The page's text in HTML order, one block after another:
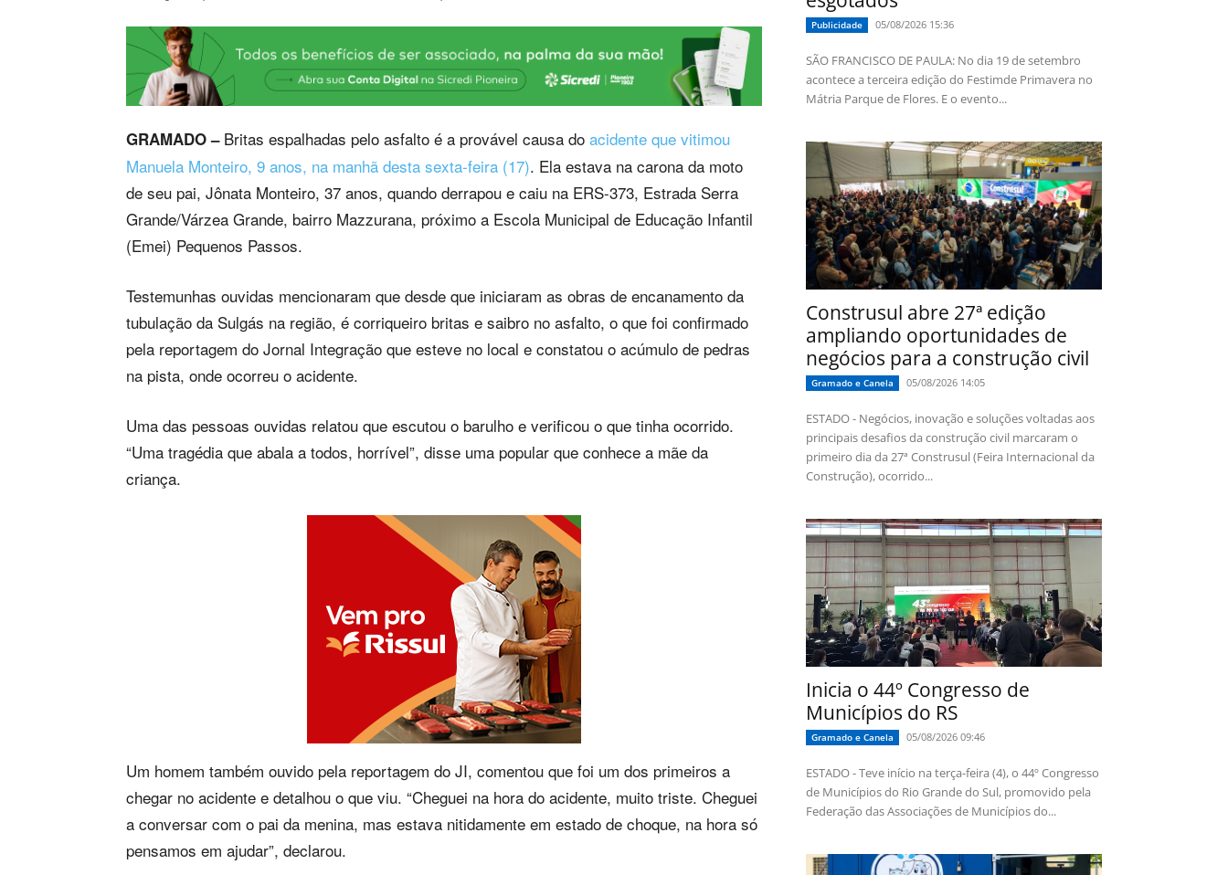
GRAMADO –Britas espalhadas pelo asfalto é a provável causa do acidente que vitimou
Manuela Monteiro, 9 anos, na manhã desta sexta-feira (17). Ela estava na carona da moto
de seu pai, Jônata Monteiro, 37 anos, quando derrapou e caiu na ERS-373, Estrada Serra
Grande/Várzea Grande, bairro Mazzurana, próximo a Escola Municipal de Educação Infantil
(Emei) Pequenos Passos.
Testemunhas ouvidas mencionaram que desde que iniciaram as obras de encanamento da
tubulação da Sulgás na região, é corriqueiro britas e saibro no asfalto, o que foi confirmado
pela reportagem do Jornal Integração que esteve no local e constatou o acúmulo de pedras
na pista, onde ocorreu o acidente.
Uma das pessoas ouvidas relatou que escutou o barulho e verificou o que tinha ocorrido.
“Uma tragédia que abala a todos, horrível”, disse uma popular que conhece a mãe da
criança.
Um homem também ouvido pela reportagem do JI, comentou que foi um dos primeiros a
chegar no acidente e detalhou o que viu. “Cheguei na hora do acidente, muito triste. Cheguei
a conversar com o pai da menina, mas estava nitidamente em estado de choque, na hora só
pensamos em ajudar”, declarou.
Publicidade 05/08/2026 15:36
SÃO FRANCISCO DE PAULA: No dia 19 de setembro
acontece a terceira edição do Festimde Primavera no
Mátria Parque de Flores. E o evento...
Construsul abre 27ª edição
ampliando oportunidades de
negócios para a construção civil
Gramado e Canela 05/08/2026 14:05
ESTADO - Negócios, inovação e soluções voltadas aos
principais desafios da construção civil marcaram o
primeiro dia da 27ª Construsul (Feira Internacional da
Construção), ocorrido...
Inicia o 44º Congresso de
Municípios do RS
Gramado e Canela 05/08/2026 09:46
ESTADO - Teve início na terça-feira (4), o 44º Congresso
de Municípios do Rio Grande do Sul, promovido pela
Federação das Associações de Municípios do...